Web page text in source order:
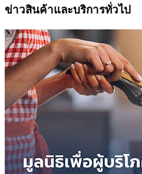
ข่าวสินค้าและบริการทั่วไป